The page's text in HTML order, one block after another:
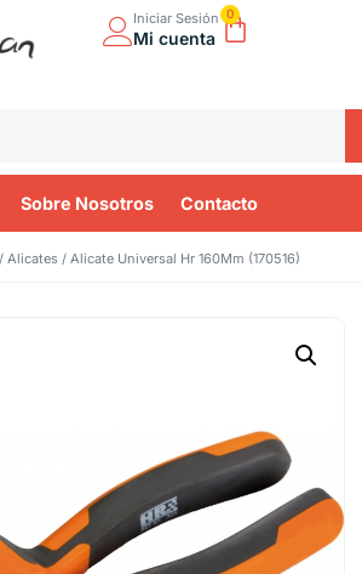
Iniciar Sesión
Mi cuenta
0
Sobre Nosotros Contacto
/ Alicates / Alicate Universal Hr 160Mm (170516)